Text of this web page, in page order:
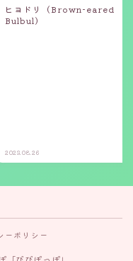
ヒヨドリ（Brown-eared
Bulbul）
2023.08.26
ーポリシー